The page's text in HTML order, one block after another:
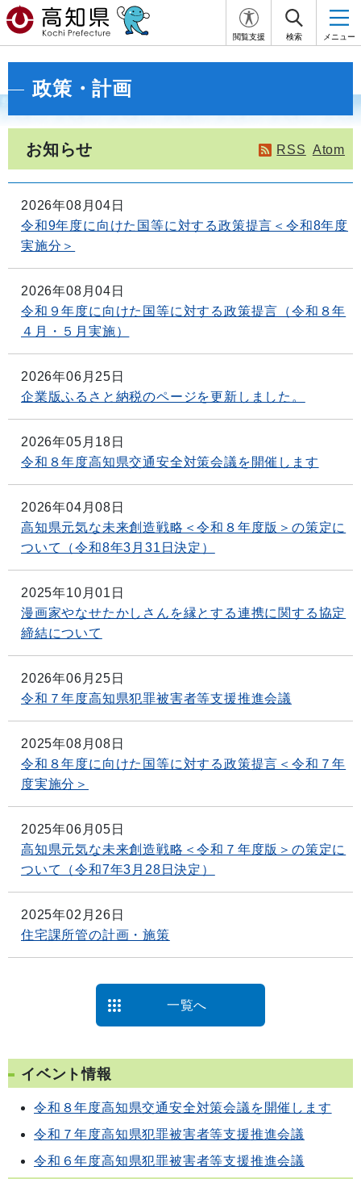
閲覧支援 検索 メニュー
政策・計画
お知らせ RSS Atom
2026年08月04日
令和9年度に向けた国等に対する政策提言＜令和8年度
実施分＞
2026年08月04日
令和９年度に向けた国等に対する政策提言（令和８年
４月・５月実施）
2026年06月25日
企業版ふるさと納税のページを更新しました。
2026年05月18日
令和８年度高知県交通安全対策会議を開催します
2026年04月08日
高知県元気な未来創造戦略＜令和８年度版＞の策定に
ついて（令和8年3月31日決定）
2025年10月01日
漫画家やなせたかしさんを縁とする連携に関する協定
締結について
2026年06月25日
令和７年度高知県犯罪被害者等支援推進会議
2025年08月08日
令和８年度に向けた国等に対する政策提言＜令和７年
度実施分＞
2025年06月05日
高知県元気な未来創造戦略＜令和７年度版＞の策定に
ついて（令和7年3月28日決定）
2025年02月26日
住宅課所管の計画・施策
一覧へ
イベント情報
令和８年度高知県交通安全対策会議を開催します
令和７年度高知県犯罪被害者等支援推進会議
令和６年度高知県犯罪被害者等支援推進会議